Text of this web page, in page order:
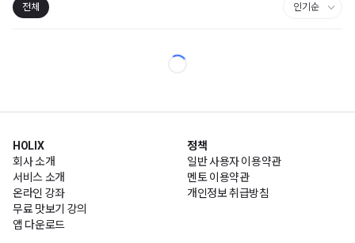
전체
HOLIX
회사 소개
서비스 소개
온라인 강좌
무료 맛보기 강의
앱 다운로드
정책
일반 사용자 이용약관
멘토 이용약관
개인정보 취급방침